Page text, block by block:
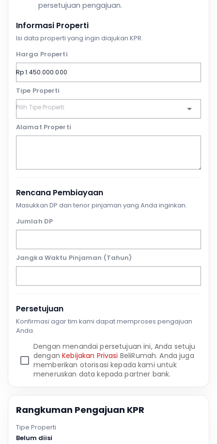
persetujuan pengajuan.
Informasi Properti
Isi data properti yang ingin diajukan KPR.
Harga Properti
Tipe Properti
Alamat Properti
Rencana Pembiayaan
Masukkan DP dan tenor pinjaman yang Anda inginkan.
Jumlah DP
Jangka Waktu Pinjaman (Tahun)
Persetujuan
Konfirmasi agar tim kami dapat memproses pengajuan
Anda.
Dengan menandai persetujuan ini, Anda setuju
denganKebijakan Privasi BeliRumah. Anda juga
memberikan otorisasi kepada kami untuk
meneruskan data kepada partner bank.
Rangkuman Pengajuan KPR
Tipe Properti
Belum diisi